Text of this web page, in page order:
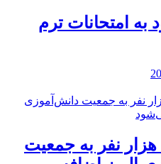
به امتحانات ترم
️سالانه ۱۲ هزار نفر به جمعیت